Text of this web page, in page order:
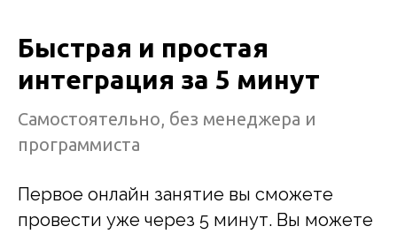
Быстрая и простая
интеграция за 5 минут
Самостоятельно, без менеджера и
программиста
Первое онлайн занятие вы сможете
провести уже через 5 минут. Вы можете